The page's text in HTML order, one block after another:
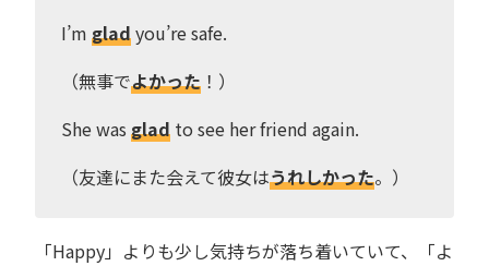
I’m gladyou’re safe.
（無事でよかった ！）
She was glad to see her friend again.
（友達にまた会えて彼女はうれしかった。）
「Happy」よりも少し気持ちが落ち着いていて、「よ